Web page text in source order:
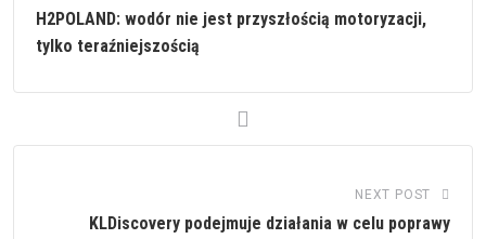
H2POLAND: wodór nie jest przyszłością motoryzacji,
tylko teraźniejszością
NEXT POST
KLDiscovery podejmuje działania w celu poprawy